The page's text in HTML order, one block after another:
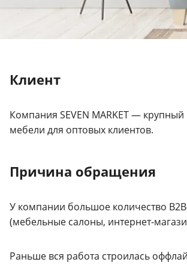
Клиент
Компания SEVEN MARKET —
мебели для оптовых клиентов.
Причина обращения
У компании большое количество
(мебельные салоны, интернет-
Раньше вся работа строилась